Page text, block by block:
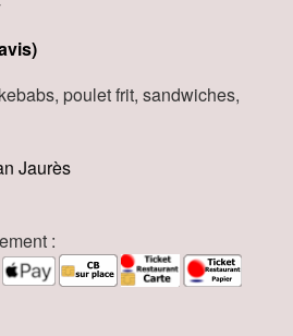
poulet frit, sandwiches,
Jaurès
: